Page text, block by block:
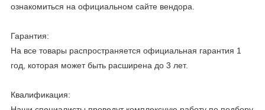
ознакомиться на официальном сайте вендора.
Гарантия:
На все товары распространяется официальная гарантия 1
год, которая может быть расширена до 3 лет.
Квалификация: